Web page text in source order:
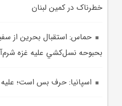
خطرناک در کمين لبنان
حماس: استقبال بحرين از
بحبوحه نسل‌کشي عليه غزه
اسپانيا: حرف بس است؛ عليه